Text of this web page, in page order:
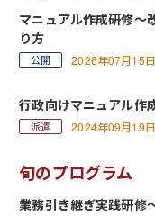
マニュアル作成研修～
り方
2026年07月15
行政向けマニュアル作
2024年09月19
旬のプログラム
業務引き継ぎ実践研修